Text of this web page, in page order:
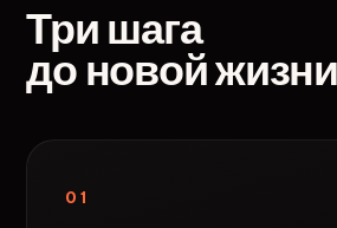
Три шага
до новой жизни
01